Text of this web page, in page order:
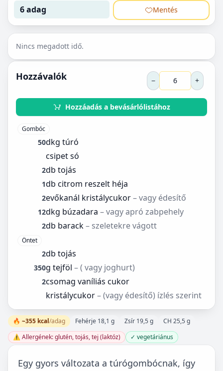
6 adag Mentés
Nincs megadott idő.
Hozzávalók − +
Hozzáadás a bevásárlólistához
Gombóc
50dkg túró
csipet só
2db tojás
1db citrom reszelt héja
2evőkanál kristálycukor– vagy édesítő
12dkg búzadara – vagy apró zabpehely
2db barack– szeletekre vágott
Öntet
2db tojás
350g tejföl – ( vagy joghurt)
2csomag vaníliás cukor
kristálycukor– (vagy édesítő) ízlés szerint
🔥 ~355 kcal/adag Fehérje 18,1 g Zsír 19,5 g
CH 25,5 g
⚠️ Allergének: glutén, tojás, tej (laktóz)
✓ vegetáriánus
Egy gyors változata a túrógombócnak, így